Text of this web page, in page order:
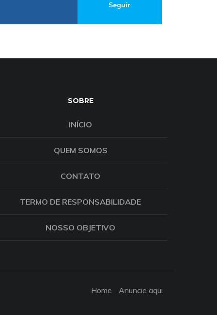
Seguir
SOBRE
INÍCIO
QUEM SOMOS
CONTATO
TERMO DE RESPONSABILIDADE
NOSSO OBJETIVO
Home Anuncie aqui